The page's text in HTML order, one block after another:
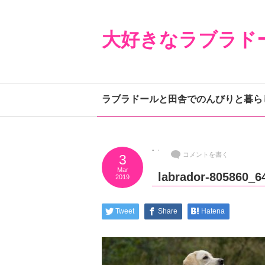
大好きなラブラド
ラブラドールと田舎でのんびりと暮
3
Mar
2019
コメントを書く
labrador-
Tweet Share Hatena